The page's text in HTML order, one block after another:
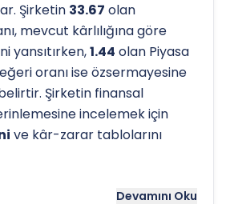
Şirketin 33.67 olan
mevcut kârlılığına göre
yansıtırken,1.44 olan Piyasa
oranı ise özsermayesine
Şirketin finansal
incelemek için
ve kâr-zarar tablolarını
trendini ve potansiyelDevamını Oku